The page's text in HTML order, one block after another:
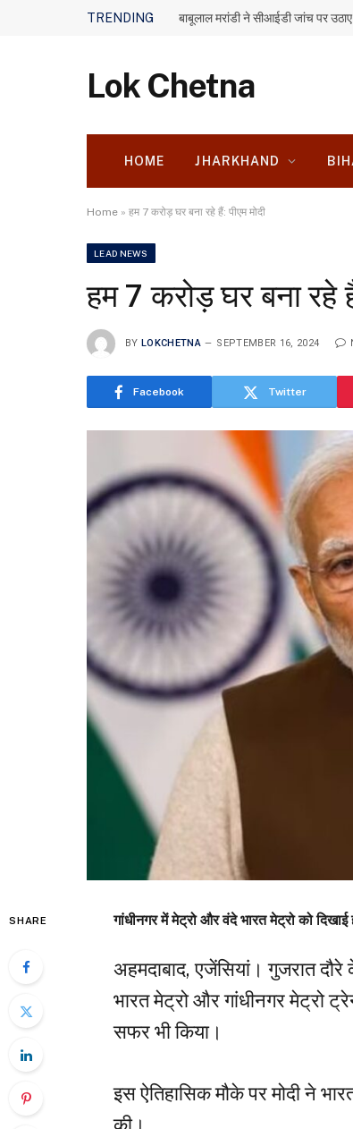
TRENDING
Lok Chetna
HOME JHARKHAND
Home » हम 7 करोड़ घर बना रहे हैं: पीएम मोदी
LEAD NEWS
हम 7 करोड़ घर बना रहे
BY LOKCHETNA SEPTEMBER 16, 2024
Facebook Twitter
SHARE गांधीनगर में मेट्रो और वंदे भारत मेट्रो को दिखाई
अहमदाबाद, एजेंसियां। गुजरात
भारत मेट्रो और गांधीनगर मेट्रो
सफर भी किया।
इस ऐतिहासिक मौके पर मोदी ने